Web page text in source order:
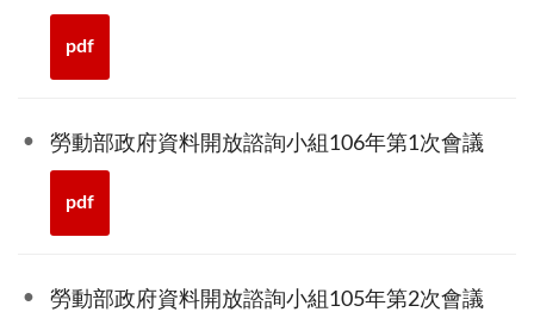
pdf
勞動部政府資料開放諮詢小組106年第1次會議
pdf
勞動部政府資料開放諮詢小組105年第2次會議